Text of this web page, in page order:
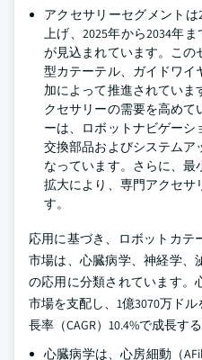
アクセサリーセグメントは
上げ、2025年から2034年ま
が見込まれています。こ
型カテーテル、ガイドワ
加によって推進されてい
クセサリーの需要を高めて
ーは、ロボットナビゲーシ
交換部品およびシステムア
なっています。さらに、
拡大により、専門アクセサ
す。
応用に基づき、ロボットカテ
市場は、心臓病学、神経学、
の応用に分類されています。
市場を支配し、1億3070万ド
長率（CAGR）10.4%で成長す
心臓病学は、心房細動（